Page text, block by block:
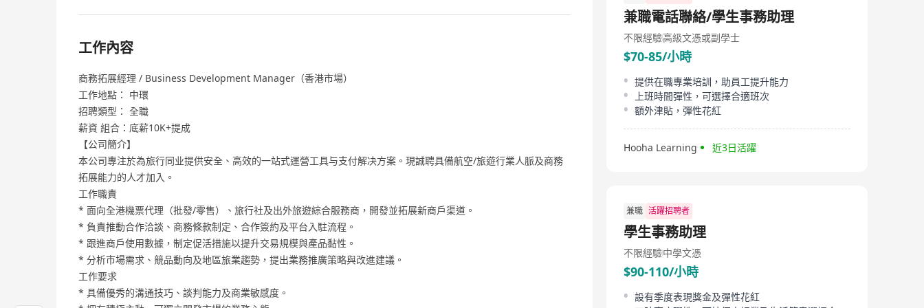
工作內容
商務拓展經理 / Business Development Manager（香港市場）
工作地點： 中環
招聘類型： 全職
薪資 組合：底薪10K+提成
【公司簡介】
本公司專注於為旅行同业提供安全、高效的一站式運營工具与支付解决方案。現誠聘具備航空/旅遊行業人脈及商務
拓展能力的人才加入。
工作職責
* 面向全港機票代理（批發/零售）、旅行社及出外旅遊綜合服務商，開發並拓展新商戶渠道。
* 負責推動合作洽談、商務條款制定、合作簽約及平台入駐流程。
* 跟進商戶使用數據，制定促活措施以提升交易規模與產品黏性。
* 分析市場需求、競品動向及地區旅業趨勢，提出業務推廣策略與改進建議。
工作要求
* 具備優秀的溝通技巧、談判能力及商業敏感度。
兼職電話聯絡/學生事務助理
不限經驗高級文憑或副學士
$70-85/小時
提供在職專業培訓，助員工提升能力
上班時間彈性，可選擇合適班次
額外津貼，彈性花紅
Hooha Learning 近3日活躍
兼職 活躍招聘者
學生事務助理
不限經驗中學文憑
$90-110/小時
設有季度表現獎金及彈性花紅